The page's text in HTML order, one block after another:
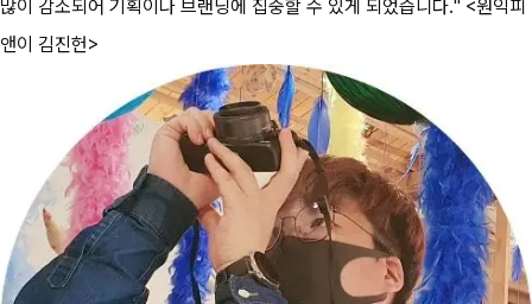
많이 감소되어 기획이나 브랜딩에 집중할 수 있게 되었습니다." <원익피
앤이 김진헌>